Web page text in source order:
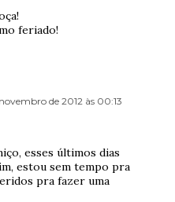
feriado!
de 2012 às 00:13
esses últimos dias
estou sem tempo pra
pra fazer uma